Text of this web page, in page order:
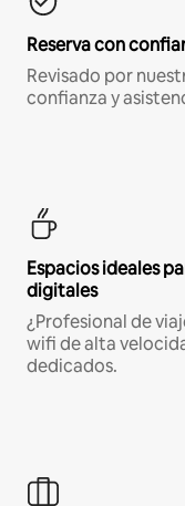
Reserva con
Revisado por
confianza y
Espacios ideales
digitales
¿Profesional de
wifi de alta
dedicados.